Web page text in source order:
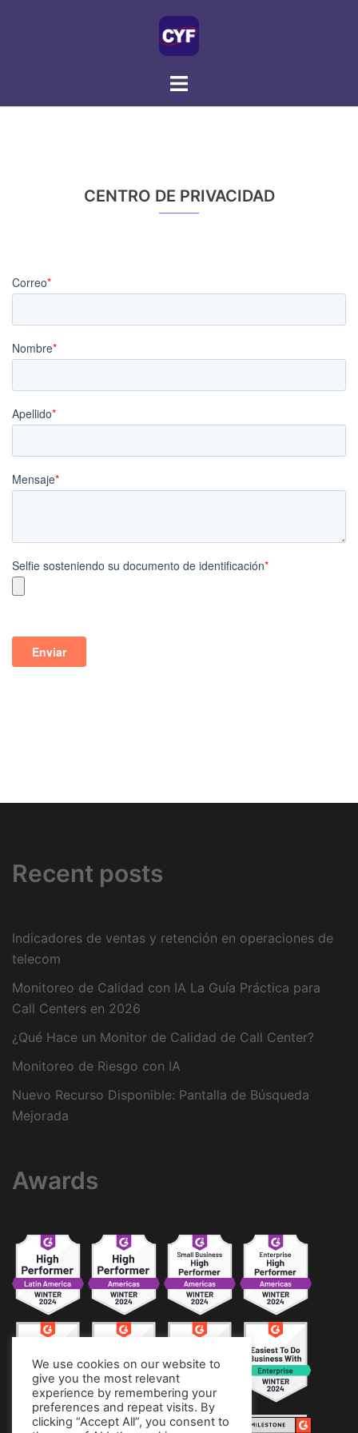
CENTRO DE PRIVACIDAD
Recent posts
Indicadores de ventas y retención en operaciones de
telecom
Monitoreo de Calidad con IA La Guía Práctica para
Call Centers en 2026
¿Qué Hace un Monitor de Calidad de Call Center?
Monitoreo de Riesgo con IA
Nuevo Recurso Disponible: Pantalla de Búsqueda
Mejorada
Awards
We use cookies on our website to
give you the most relevant
experience by remembering your
preferences and repeat visits. By
clicking “Accept All”, you consent to